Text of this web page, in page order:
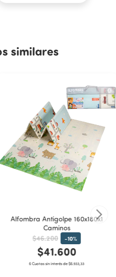
similares
Alfombra Antigolpe 160x180x1
Caminos
$46.200 -10%
$41.600
6 Cuotas sin interés de $6.933,33